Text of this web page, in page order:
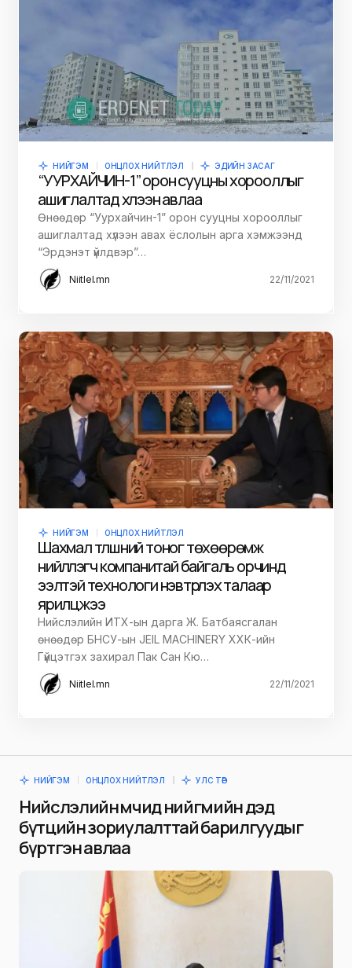
НИЙГЭМ ОНЦЛОХ НИЙТЛЭЛ ЭДИЙН ЗАСАГ
“УУРХАЙЧИН-1” орон сууцны хорооллыг
ашиглалтад хүлээн авлаа
Өнөөдөр “Уурхайчин-1” орон сууцны хорооллыг
ашиглалтад хүлээн авах ёслолын арга хэмжээнд
“Эрдэнэт үйлдвэр”…
Niitlel.mn 22/11/2021
НИЙГЭМ ОНЦЛОХ НИЙТЛЭЛ
Шахмал түлшний тоног төхөөрөмж
нийлүүлэгч компанитай байгаль орчинд
ээлтэй технологи нэвтрүүлэх талаар
ярилцжээ
Нийслэлийн ИТХ-ын дарга Ж. Батбаясгалан
өнөөдөр БНСУ-ын JEIL MACHINERY ХХК-ийн
Гүйцэтгэх захирал Пак Сан Кю…
Niitlel.mn 22/11/2021
НИЙГЭМ ОНЦЛОХ НИЙТЛЭЛ УЛС ТӨР
Нийслэлийн өмчид нийгмийн дэд
бүтцийн зориулалттай барилгуудыг
бүртгэн авлаа